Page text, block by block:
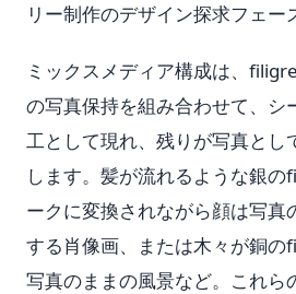
リー制作のデザイン探求フェー
ミックスメディア構成は、
の写真保持を組み合わせて、シ
工として現れ、残りが写真とし
します。髪が流れるような銀
ークに変換されながら顔は写真
する肖像画、または木々が銅
写真のままの風景など。これら